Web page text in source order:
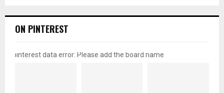
ON PINTEREST
pinterest data error: Please add the board name